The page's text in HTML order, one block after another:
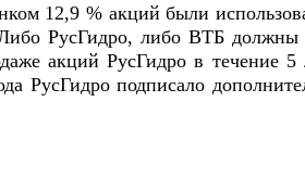
12,9 % акций были
РусГидро, либо ВТБ должны
акций РусГидро в течение 5
РусГидро подписало